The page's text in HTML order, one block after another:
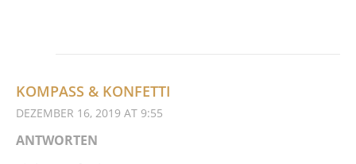
KOMPASS & KONFETTI
DEZEMBER 16, 2019 AT 9:55
ANTWORTEN